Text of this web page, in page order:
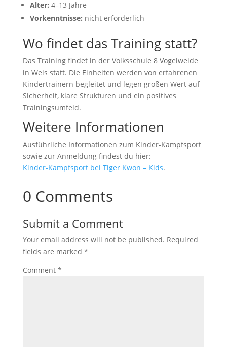
Alter: 4–13 Jahre
Vorkenntnisse: nicht erforderlich
Wo findet das Training statt?
Das Training findet in der Volksschule 8 Vogelweide
in Wels statt. Die Einheiten werden von erfahrenen
Kindertrainern begleitet und legen großen Wert auf
Sicherheit, klare Strukturen und ein positives
Trainingsumfeld.
Weitere Informationen
Ausführliche Informationen zum Kinder-Kampfsport
sowie zur Anmeldung findest du hier:
Kinder-Kampfsport bei Tiger Kwon – Kids.
0 Comments
Submit a Comment
Your email address will not be published. Required
fields are marked *
Comment *